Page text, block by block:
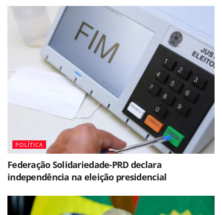
POLÍTICA
Federação Solidariedade-PRD declara
independência na eleição presidencial